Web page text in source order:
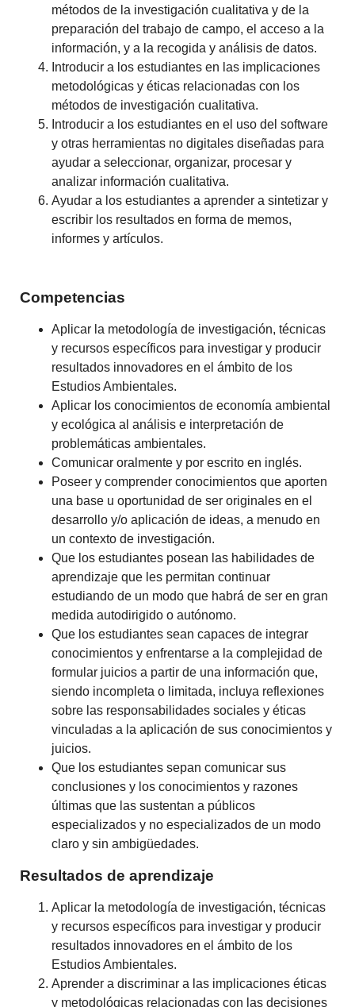
métodos de la investigación cualitativa y de la
preparación del trabajo de campo, el acceso a la
información, y a la recogida y análisis de datos.
Introducir a los estudiantes en las implicaciones
metodológicas y éticas relacionadas con los
métodos de investigación cualitativa.
Introducir a los estudiantes en el uso del software
y otras herramientas no digitales diseñadas para
ayudar a seleccionar, organizar, procesar y
analizar información cualitativa.
Ayudar a los estudiantes a aprender a sintetizar y
escribir los resultados en forma de memos,
informes y artículos.
Competencias
Aplicar la metodología de investigación, técnicas
y recursos específicos para investigar y producir
resultados innovadores en el ámbito de los
Estudios Ambientales.
Aplicar los conocimientos de economía ambiental
y ecológica al análisis e interpretación de
problemáticas ambientales.
Comunicar oralmente y por escrito en inglés.
Poseer y comprender conocimientos que aporten
una base u oportunidad de ser originales en el
desarrollo y/o aplicación de ideas, a menudo en
un contexto de investigación.
Que los estudiantes posean las habilidades de
aprendizaje que les permitan continuar
estudiando de un modo que habrá de ser en gran
medida autodirigido o autónomo.
Que los estudiantes sean capaces de integrar
conocimientos y enfrentarse a la complejidad de
formular juicios a partir de una información que,
siendo incompleta o limitada, incluya reflexiones
sobre las responsabilidades sociales y éticas
vinculadas a la aplicación de sus conocimientos y
juicios.
Que los estudiantes sepan comunicar sus
conclusiones y los conocimientos y razones
últimas que las sustentan a públicos
especializados y no especializados de un modo
claro y sin ambigüedades.
Resultados de aprendizaje
Aplicar la metodología de investigación, técnicas
y recursos específicos para investigar y producir
resultados innovadores en el ámbito de los
Estudios Ambientales.
Aprender a discriminar a las implicaciones éticas
y metodológicas relacionadas con las decisiones